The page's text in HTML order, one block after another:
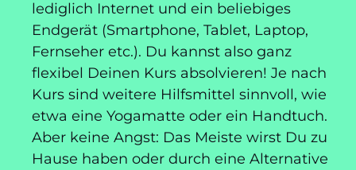
lediglich Internet und ein beliebiges
Endgerät (Smartphone, Tablet, Laptop,
Fernseher etc.). Du kannst also ganz
flexibel Deinen Kurs absolvieren! Je nach
Kurs sind weitere Hilfsmittel sinnvoll, wie
etwa eine Yogamatte oder ein Handtuch.
Aber keine Angst: Das Meiste wirst Du zu
Hause haben oder durch eine Alternative